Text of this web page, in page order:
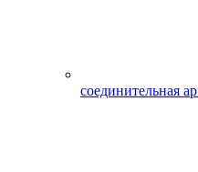
соединительная